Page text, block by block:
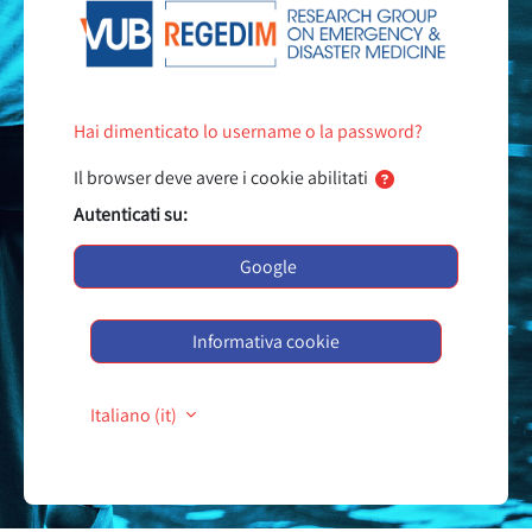
Hai dimenticato lo username o la password?
Il browser deve avere i cookie abilitati
Autenticati su:
Google
Informativa cookie
Italiano ‎(it)‎